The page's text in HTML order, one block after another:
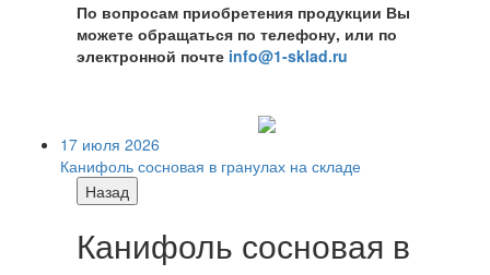
По вопросам приобретения продукции Вы
можете обращаться по телефону, или по
электронной почте info@1-sklad.ru
17 июля 2026
Канифоль сосновая в гранулах на складе
Назад
Канифоль сосновая в